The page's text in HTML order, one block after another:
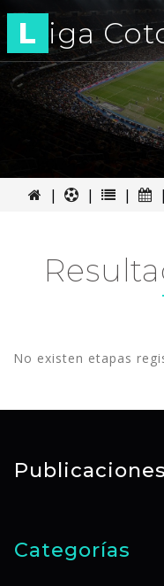
L iga
| | | |
No existen etapas
Publicaciones
Categorías